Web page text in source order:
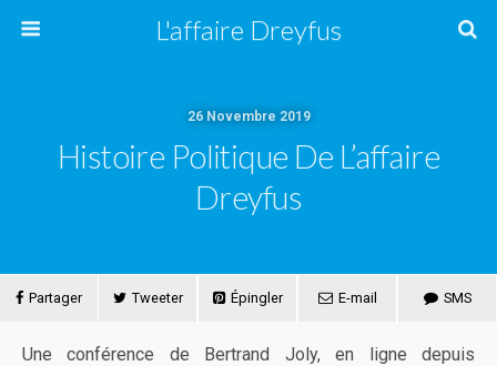
L'affaire Dreyfus
26 Novembre 2019
Histoire Politique De L’affaire
Dreyfus
Partager Tweeter Épingler E-mail SMS
Une conférence de Bertrand Joly, en ligne depuis